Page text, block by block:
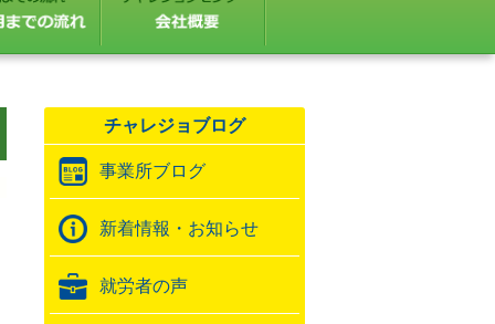
チャレジョブログ
事業所ブログ
新着情報・お知らせ
就労者の声